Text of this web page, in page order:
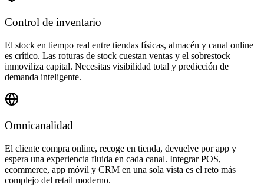
Control de inventario
El stock en tiempo real entre tiendas físicas, almacén y canal online
es crítico. Las roturas de stock cuestan ventas y el sobrestock
inmoviliza capital. Necesitas visibilidad total y predicción de
demanda inteligente.
Omnicanalidad
El cliente compra online, recoge en tienda, devuelve por app y
espera una experiencia fluida en cada canal. Integrar POS,
ecommerce, app móvil y CRM en una sola vista es el reto más
complejo del retail moderno.